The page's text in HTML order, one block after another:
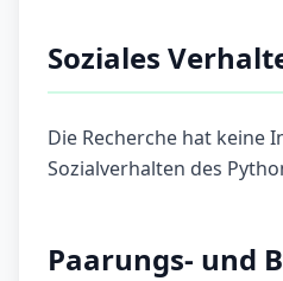
Soziales
Die Recherche hat keine
Sozialverhalten des
Paarungs- und